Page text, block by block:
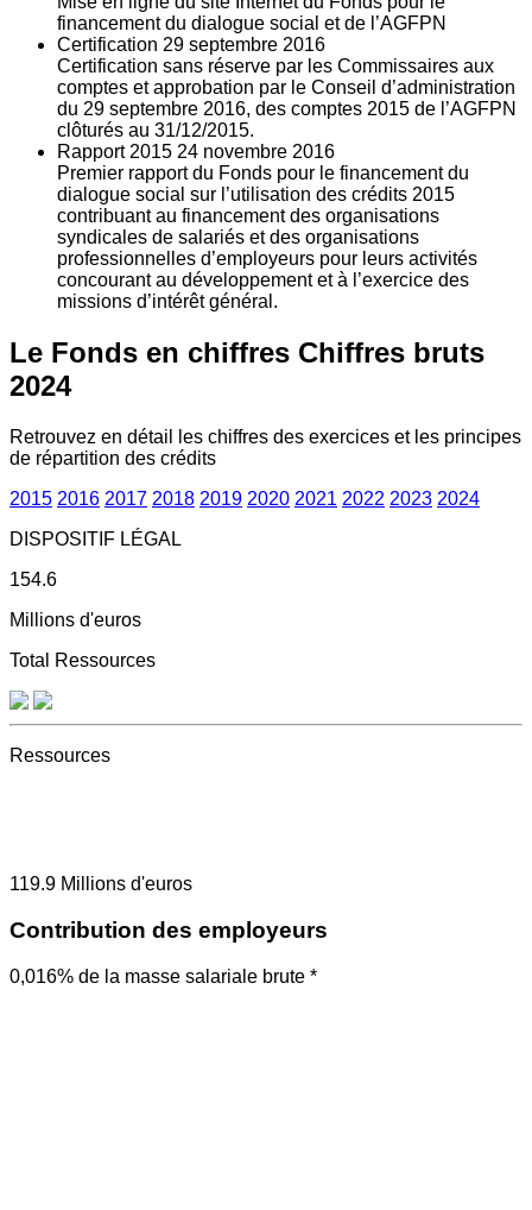
financement du dialogue social et de l’AGFPN
Certification 29 septembre 2016
Certification sans réserve par les Commissaires aux
comptes et approbation par le Conseil d’administration
du 29 septembre 2016, des comptes 2015 de l’AGFPN
clôturés au 31/12/2015.
Rapport 2015 24 novembre 2016
Premier rapport du Fonds pour le financement du
dialogue social sur l’utilisation des crédits 2015
contribuant au financement des organisations
syndicales de salariés et des organisations
professionnelles d’employeurs pour leurs activités
concourant au développement et à l’exercice des
missions d’intérêt général.
Le Fonds en chiffres Chiffres bruts
2024
Retrouvez en détail les chiffres des exercices et les principes
de répartition des crédits
2015 2016 2017 2018 2019 2020 2021 2022 2023 2024
DISPOSITIF LÉGAL
154.6
Millions d'euros
Total Ressources
Ressources
119.9 Millions d'euros
Contribution des employeurs
0,016% de la masse salariale brute *